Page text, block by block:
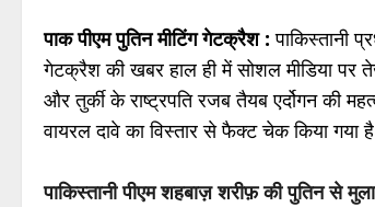
पाक पीएम पुतिन मीटिंग गेटक्रैश :पाकिस्तानी
गेटक्रैश की खबर हाल ही में सोशल मीडिया
और तुर्की के राष्ट्रपति रजब तैयब एर्दोगन की
वायरल दावे का विस्तार से फैक्ट चेक किया गया
पाकिस्तानी पीएम शहबाज़ शरीफ़ की पुतिन से